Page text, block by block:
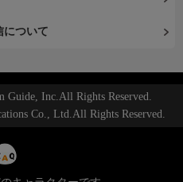
について
Guide, Inc.All Rights Reserved.
Co., Ltd.All Rights Reserved.